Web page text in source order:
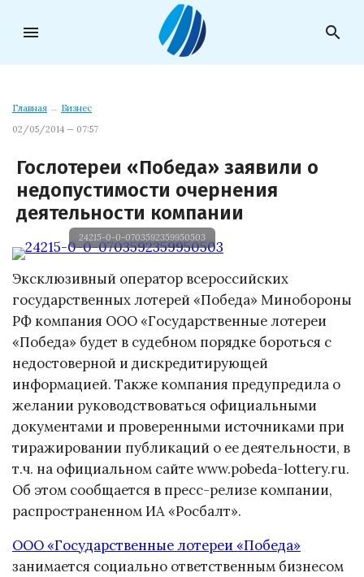
menu search
Главная → Бизнес
02/05/2014 — 07:57
Гослотереи «Победа» заявили о
недопустимости очернения
деятельности компании
24215-0-0-0703592359950503
Эксклюзивный оператор всероссийских
государственных лотерей «Победа» Минобороны
РФ компания ООО «Государственные лотереи
«Победа» будет в судебном порядке бороться с
недостоверной и дискредитирующей
информацией. Также компания предупредила о
желании руководствоваться официальными
документами и проверенными источниками при
тиражировании публикаций о ее деятельности, в
т.ч. на официальном сайте www.pobeda-lottery.ru.
Об этом сообщается в пресс-релизе компании,
распространенном ИА «Росбалт».
ООО «Государственные лотереи «Победа»
занимается социально ответственным бизнесом